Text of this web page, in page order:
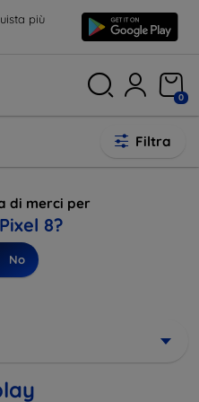
più
0
Filtra
di merci per
8?
No